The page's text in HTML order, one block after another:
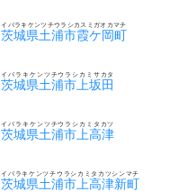
茨城県土浦市霞ケ岡町
イバラキケンツチウラシカスミガオカマチ
茨城県土浦市上坂田
イバラキケンツチウラシカミサカタ
茨城県土浦市上高津
イバラキケンツチウラシカミタカツ
茨城県土浦市上高津新町
イバラキケンツチウラシカミタカツシンマチ